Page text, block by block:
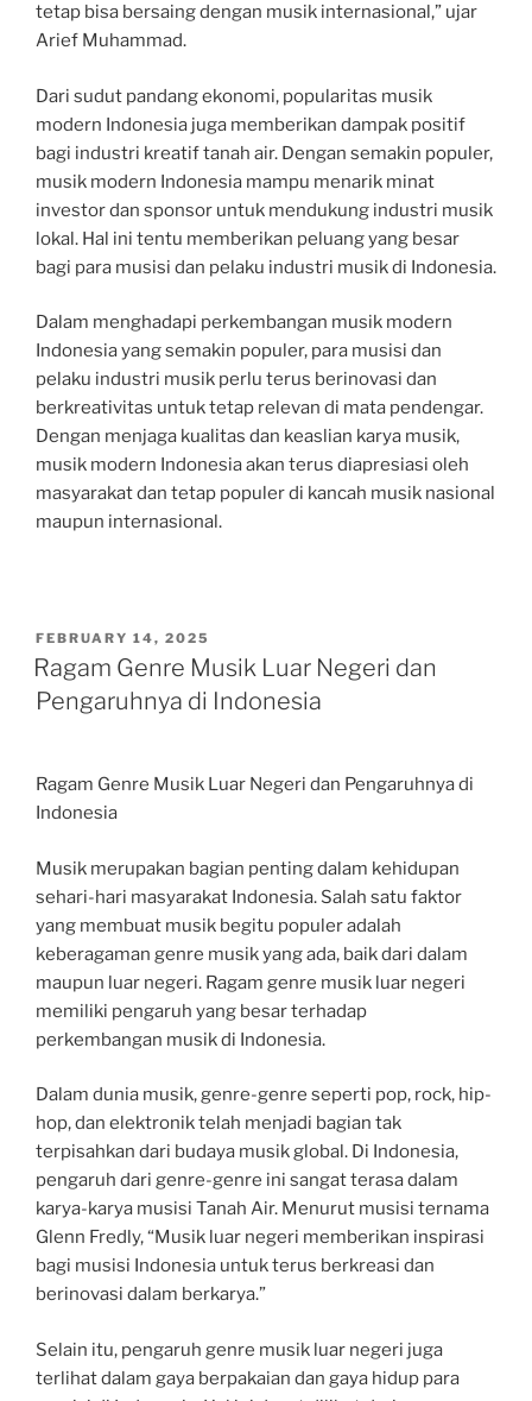
tetap bisa bersaing dengan musik internasional,” ujar
Arief Muhammad.
Dari sudut pandang ekonomi, popularitas musik
modern Indonesia juga memberikan dampak positif
bagi industri kreatif tanah air. Dengan semakin populer,
musik modern Indonesia mampu menarik minat
investor dan sponsor untuk mendukung industri musik
lokal. Hal ini tentu memberikan peluang yang besar
bagi para musisi dan pelaku industri musik di Indonesia.
Dalam menghadapi perkembangan musik modern
Indonesia yang semakin populer, para musisi dan
pelaku industri musik perlu terus berinovasi dan
berkreativitas untuk tetap relevan di mata pendengar.
Dengan menjaga kualitas dan keaslian karya musik,
musik modern Indonesia akan terus diapresiasi oleh
masyarakat dan tetap populer di kancah musik nasional
maupun internasional.
POSTED
ON
FEBRUARY 14, 2025
Ragam Genre Musik Luar Negeri dan
Pengaruhnya di Indonesia
Ragam Genre Musik Luar Negeri dan Pengaruhnya di
Indonesia
Musik merupakan bagian penting dalam kehidupan
sehari-hari masyarakat Indonesia. Salah satu faktor
yang membuat musik begitu populer adalah
keberagaman genre musik yang ada, baik dari dalam
maupun luar negeri. Ragam genre musik luar negeri
memiliki pengaruh yang besar terhadap
perkembangan musik di Indonesia.
Dalam dunia musik, genre-genre seperti pop, rock, hip-
hop, dan elektronik telah menjadi bagian tak
terpisahkan dari budaya musik global. Di Indonesia,
pengaruh dari genre-genre ini sangat terasa dalam
karya-karya musisi Tanah Air. Menurut musisi ternama
Glenn Fredly, “Musik luar negeri memberikan inspirasi
bagi musisi Indonesia untuk terus berkreasi dan
berinovasi dalam berkarya.”
Selain itu, pengaruh genre musik luar negeri juga
terlihat dalam gaya berpakaian dan gaya hidup para